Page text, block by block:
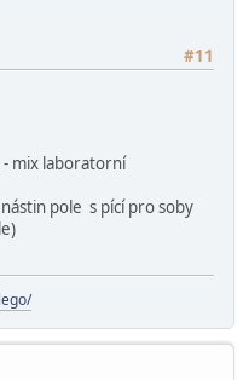
#11
- mix laboratorní
pole s pící pro soby